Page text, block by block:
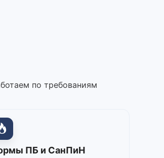
по требованиям
ПБ и СанПиН